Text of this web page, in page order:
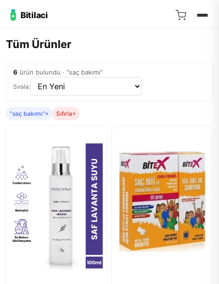
Bitilaci
Tüm Ürünler
6 ürün bulundu · "saç bakımı"
Sırala:
"saç bakımı"× Sıfırla×